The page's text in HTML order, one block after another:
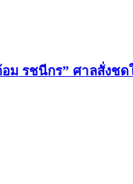
ม รชนีกร” ศาลสั่งชด